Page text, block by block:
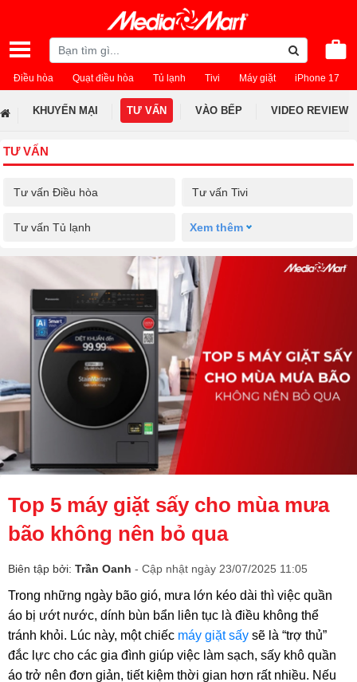
Điều hòa Quạt điều hòa Tủ lạnh Tivi Máy giặt iPhone 17
KHUYẾN MẠI TƯ VẤN VÀO BẾP VIDEO REVIEW
TƯ VẤN
Tư vấn Điều hòa Tư vấn Tivi
Tư vấn Tủ lạnh Xem thêm
Top 5 máy giặt sấy cho mùa mưa
bão không nên bỏ qua
Biên tập bởi: Trần Oanh - Cập nhật ngày 23/07/2025 11:05
Trong những ngày bão gió, mưa lớn kéo dài thì việc quần
áo bị ướt nước, dính bùn bẩn liên tục là điều không thể
tránh khỏi. Lúc này, một chiếc máy giặt sấy sẽ là “trợ thủ”
đắc lực cho các gia đình giúp việc làm sạch, sấy khô quần
áo trở nên đơn giản, tiết kiệm thời gian hơn rất nhiều. Nếu